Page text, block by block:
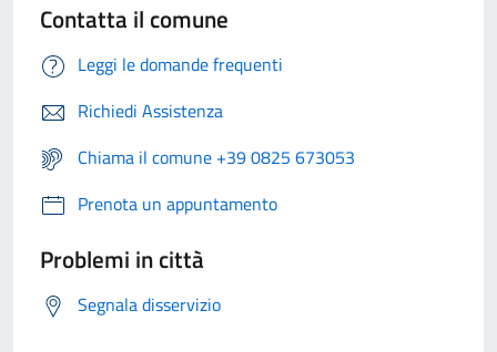
Contatta il comune
Leggi le domande frequenti
Richiedi Assistenza
Chiama il comune +39 0825 673053
Prenota un appuntamento
Problemi in città
Segnala disservizio